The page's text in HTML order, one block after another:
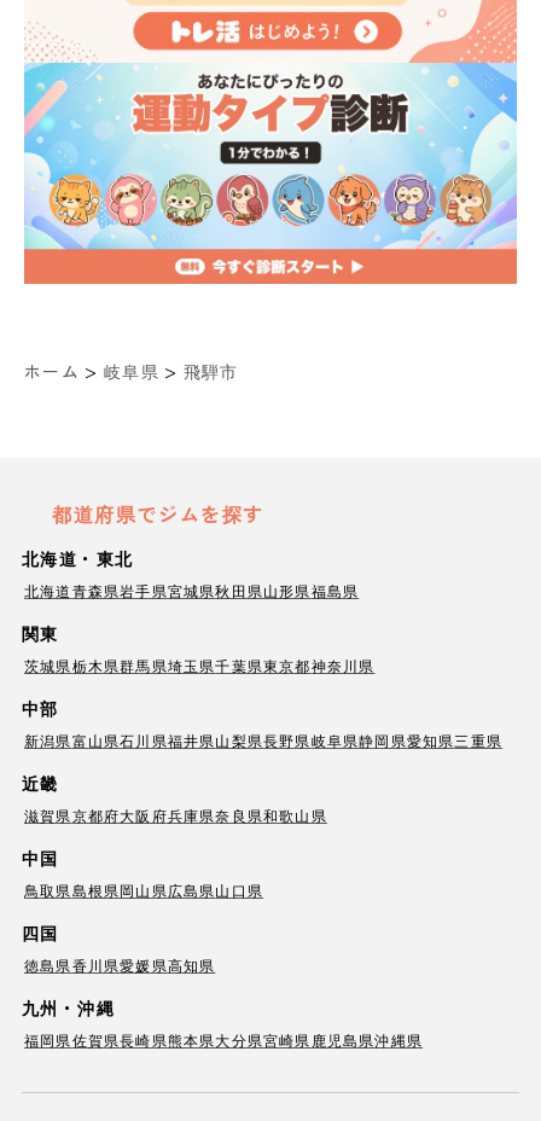
ホーム > 岐阜県 > 飛騨市
都道府県でジムを探す
北海道・東北
北海道青森県岩手県宮城県秋田県山形県福島県
関東
茨城県栃木県群馬県埼玉県千葉県東京都神奈川県
中部
新潟県富山県石川県福井県山梨県長野県岐阜県静岡県愛知県三重県
近畿
滋賀県京都府大阪府兵庫県奈良県和歌山県
中国
鳥取県島根県岡山県広島県山口県
四国
徳島県香川県愛媛県高知県
九州・沖縄
福岡県佐賀県長崎県熊本県大分県宮崎県 鹿児島県沖縄県